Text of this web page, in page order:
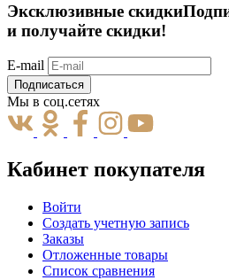
Эксклюзивные скидки
и получайте скидки!
E-mail
Подписаться
Мы в соц.сетях
Кабинет покупателя
Войти
Создать учетную запись
Заказы
Отложенные товары
Список сравнения